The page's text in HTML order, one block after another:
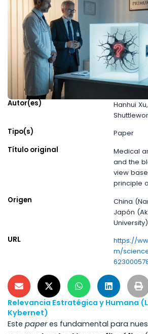
Autor(es)
Hanhui
Tipo(s)
Paper
Título original
Medical
and the
view
principle
Origen
China
Japón
University)
URL
https://
m/
Relevancia Estratégica y Humana
Kybernet)
Este paperes fundamental para